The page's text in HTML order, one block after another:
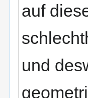
auf
und